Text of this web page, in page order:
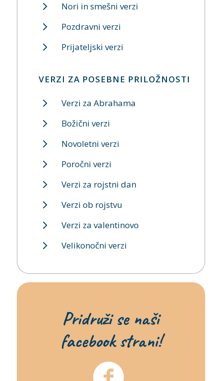
Nori in smešni verzi
Pozdravni verzi
Prijateljski verzi
VERZI ZA POSEBNE PRILOŽNOSTI
Verzi za Abrahama
Božični verzi
Novoletni verzi
Poročni verzi
Verzi za rojstni dan
Verzi ob rojstvu
Verzi za valentinovo
Velikonočni verzi
Pridruži se naši
facebook strani!